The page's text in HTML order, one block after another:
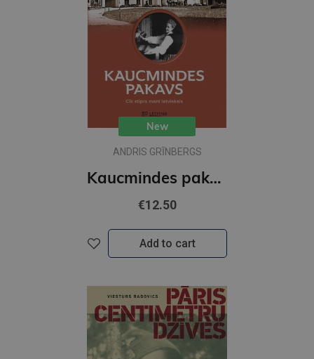
New
ANDRIS GRĪNBERGS
Kaucmindes pakavs
€12.50
Add to cart